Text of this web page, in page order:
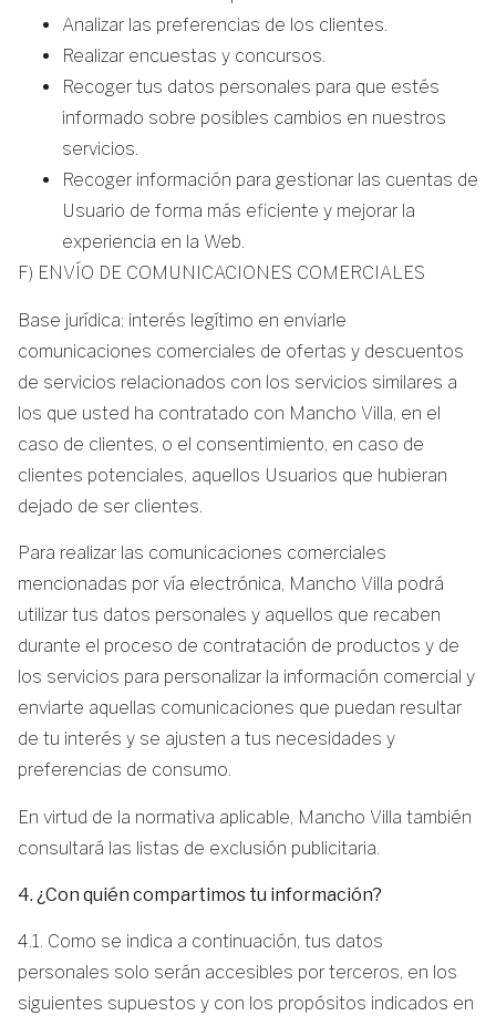
Analizar las preferencias de los clientes.
Realizar encuestas y concursos.
Recoger tus datos personales para que estés
informado sobre posibles cambios en nuestros
servicios.
Recoger información para gestionar las cuentas de
Usuario de forma más eficiente y mejorar la
experiencia en la Web.
F) ENVÍO DE COMUNICACIONES COMERCIALES
Base jurídica: interés legítimo en enviarle
comunicaciones comerciales de ofertas y descuentos
de servicios relacionados con los servicios similares a
los que usted ha contratado con Mancho Villa, en el
caso de clientes, o el consentimiento, en caso de
clientes potenciales, aquellos Usuarios que hubieran
dejado de ser clientes.
Para realizar las comunicaciones comerciales
mencionadas por vía electrónica, Mancho Villa podrá
utilizar tus datos personales y aquellos que recaben
durante el proceso de contratación de productos y de
los servicios para personalizar la información comercial y
enviarte aquellas comunicaciones que puedan resultar
de tu interés y se ajusten a tus necesidades y
preferencias de consumo.
En virtud de la normativa aplicable, Mancho Villa también
consultará las listas de exclusión publicitaria.
4. ¿Con quién compartimos tu información?
4.1. Como se indica a continuación, tus datos
personales solo serán accesibles por terceros, en los
siguientes supuestos y con los propósitos indicados en